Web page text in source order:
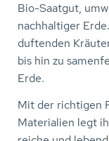
Bio-Saatgut,
nachhaltiger
duftenden
bis hin zu
Erde.
Mit der richtigen
Materialien legt